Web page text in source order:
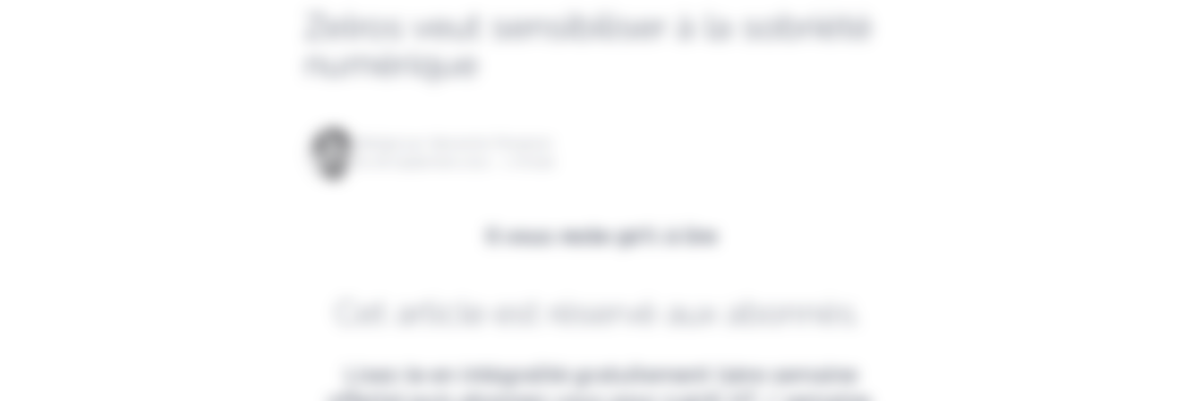
Zelros veut sensibiliser à la sobriété
numérique
Il vous reste 90% à lire
Cet article est réservé aux abonnés.
Lisez-le en intégralité gratuitement (1ère semaine